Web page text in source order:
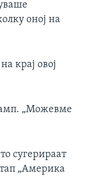
оној на
крај овој
„Можевме
сугерираат
„Америка